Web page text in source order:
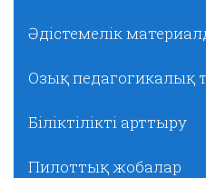
Әдістемелік
Озық педагогикалық
Біліктілікті арттыру
Пилоттық жобалар